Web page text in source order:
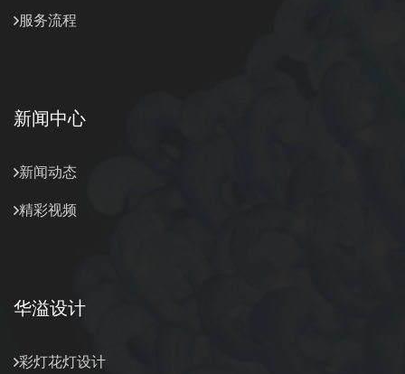
服务流程
新闻中心
新闻动态
精彩视频
华溢设计
彩灯花灯设计